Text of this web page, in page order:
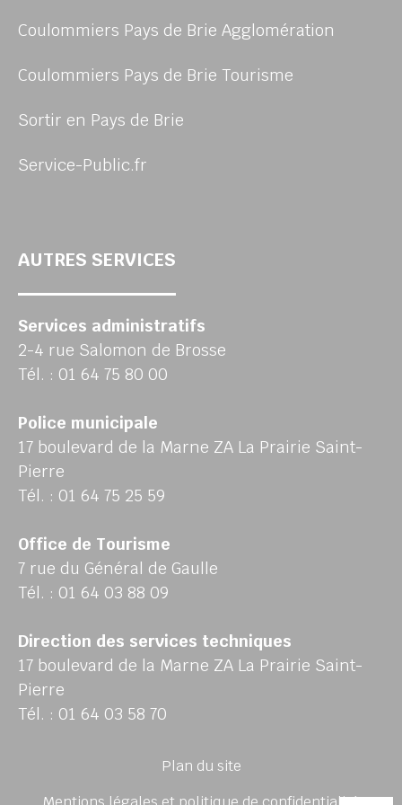
Coulommiers Pays de Brie Agglomération
Coulommiers Pays de Brie Tourisme
Sortir en Pays de Brie
Service-Public.fr
AUTRES SERVICES
Services administratifs
2-4 rue Salomon de Brosse
Tél. : 01 64 75 80 00
Police municipale
17 boulevard de la Marne ZA La Prairie Saint-
Pierre
Tél. : 01 64 75 25 59
Office de Tourisme
7 rue du Général de Gaulle
Tél. : 01 64 03 88 09
Direction des services techniques
17 boulevard de la Marne ZA La Prairie Saint-
Pierre
Tél. : 01 64 03 58 70
Plan du site